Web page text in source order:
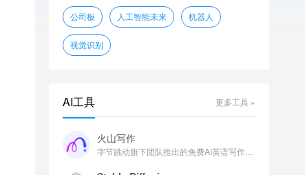
facebook/flores
公司板 人工智能未来 机器人
视觉识别
AI工具 更多工具 »
火山写作